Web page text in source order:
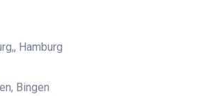
Hamburg
Bingen